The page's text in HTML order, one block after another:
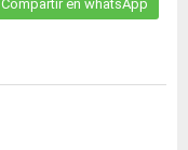
Compartir en whatsApp